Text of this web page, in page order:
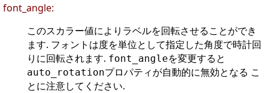
font_angle:
このスカラー値によりラベルを回転させることができ
ます. フォントは度を単位として指定した角度で時計回
りに回転されます. font_angleを変更すると
auto_rotationプロパティが自動的に無効となる こ
とに注意してください.